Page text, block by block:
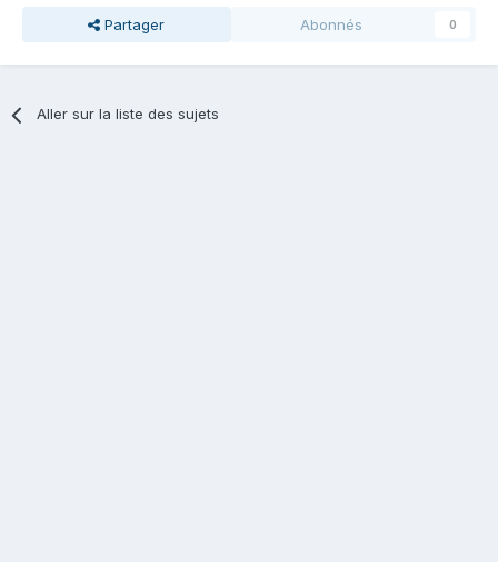
Partager Abonnés 0
Aller sur la liste des sujets